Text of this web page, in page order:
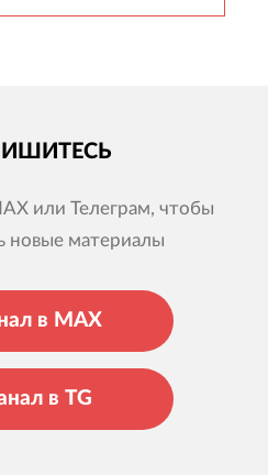
или Телеграм, чтобы
новые материалы
в MAX
в TG